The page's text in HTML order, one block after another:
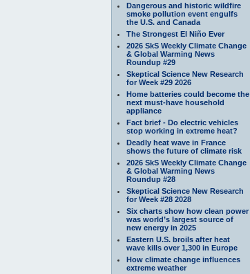
Dangerous and historic wildfire
smoke pollution event engulfs
the U.S. and Canada
The Strongest El Niño Ever
2026 SkS Weekly Climate Change
& Global Warming News
Roundup #29
Skeptical Science New Research
for Week #29 2026
Home batteries could become the
next must-have household
appliance
Fact brief - Do electric vehicles
stop working in extreme heat?
Deadly heat wave in France
shows the future of climate risk
2026 SkS Weekly Climate Change
& Global Warming News
Roundup #28
Skeptical Science New Research
for Week #28 2028
Six charts show how clean power
was world’s largest source of
new energy in 2025
Eastern U.S. broils after heat
wave kills over 1,300 in Europe
How climate change influences
extreme weather